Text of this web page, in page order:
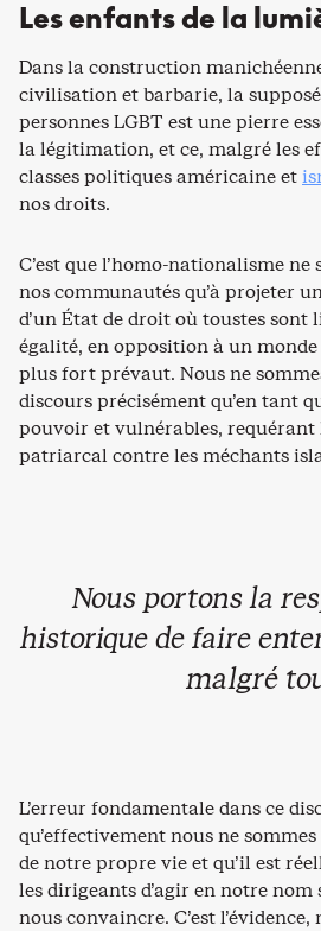
Les enfants de la
Dans la construction
civilisation et barbarie, la
personnes LGBT est une pierre
la légitimation, et ce, malgré les
classes politiques américaine et
nos droits.
C’est que l’homo-nationalisme ne
nos communautés qu’à projeter
d’un État de droit où toustes sont
égalité, en opposition à un
plus fort prévaut. Nous ne
discours précisément qu’en tant
pouvoir et vulnérables, requérant
patriarcal contre les méchants
Nous portons la
historique de faire
malgré
L’erreur fondamentale dans ce
qu’effectivement nous ne
de notre propre vie et qu’il est
les dirigeants d’agir en notre nom
nous convaincre. C’est l’évidence,